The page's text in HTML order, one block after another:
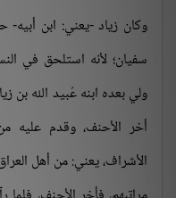
وكان زياد -يعني: ابن أبيه-
سفيان؛ لأنه استلحق في
ولي بعده ابنه عُبيد الله بن
أخر الأحنف، وقدم عليه
الأشراف، يعني: من أهل